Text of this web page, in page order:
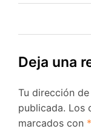
de
entradas
Deja una
Tu dirección
publicada. Los
marcados con *